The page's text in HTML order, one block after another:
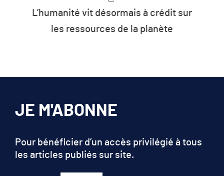
L’humanité vit désormais à crédit sur
les ressources de la planète
JE M'ABONNE
Pour bénéficier d’un accès privilégié à tous
les articles publiés sur site.